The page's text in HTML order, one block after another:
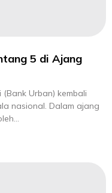
5 di Ajang
Urban) kembali
nasional. Dalam ajang